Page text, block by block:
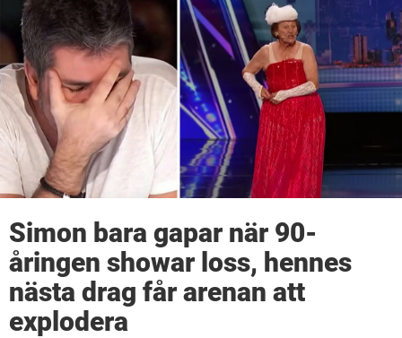
Simon bara gapar när 90-
åringen showar loss, hennes
nästa drag får arenan att
explodera